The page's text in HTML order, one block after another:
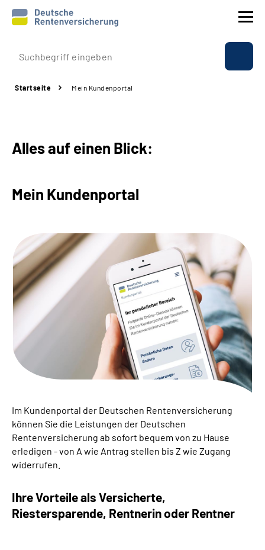
Prävention
Experten
Online-Services
Suche
Language
Inhalte in Gebärdensprache (DGS)
Mein Kundenportal
Startseite Mein Kundenportal
Alles auf einen Blick:
Mein Kundenportal
Im Kundenportal der Deutschen Rentenversicherung
können Sie die Leistungen der Deutschen
Rentenversicherung ab sofort bequem von zu Hause
erledigen - von A wie Antrag stellen bis Z wie Zugang
widerrufen.
Ihre Vorteile als Versicherte,
Riestersparende, Rentnerin oder Rentner